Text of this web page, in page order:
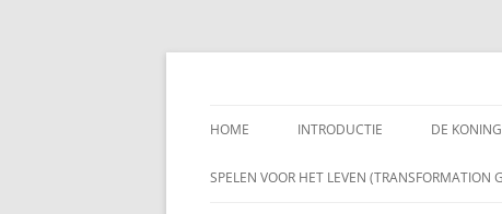
Spring
HOME INTRODUCTIE DE
ENKELE
SPELEN VOOR HET LEVEN (TRANSFORMATION